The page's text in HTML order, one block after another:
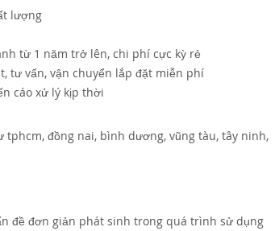
lượng
từ 1 năm trở lên, chi phí cực kỳ rẻ
tư vấn, vận chuyển lắp đặt miễn phí
cáo xử lý kịp thời
đồng nai, bình dương, vũng tàu, tây ninh,
đề đơn giản phát sinh trong quá trình sử dụng